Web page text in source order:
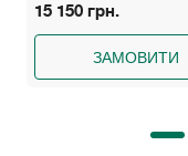
15 150 грн.
ЗАМОВИТИ